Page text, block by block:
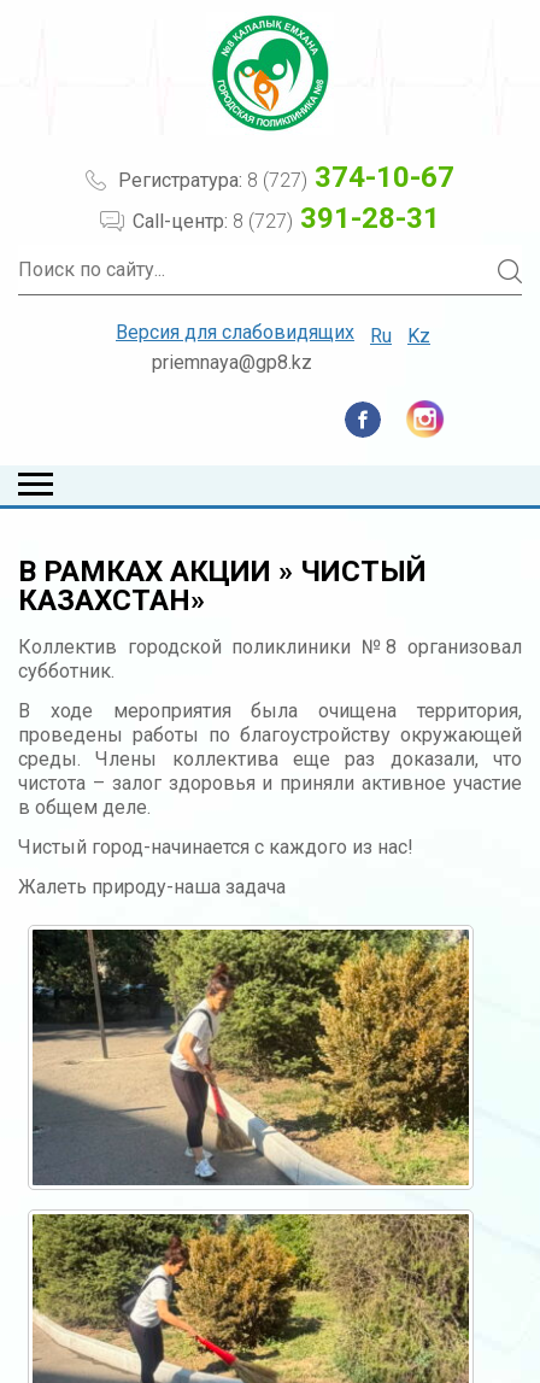
Регистратура: 8 (727) 374-10-67
Call-центр: 8 (727) 391-28-31
Версия для слабовидящих
priemnaya@gp8.kz
Ru Kz
В РАМКАХ АКЦИИ » ЧИСТЫЙ
КАЗАХСТАН»
Коллектив городской поликлиники №8 организовал
субботник.
В ходе мероприятия была очищена территория,
проведены работы по благоустройству окружающей
среды. Члены коллектива еще раз доказали, что
чистота – залог здоровья и приняли активное участие
в общем деле.
Чистый город-начинается с каждого из нас!
Жалеть природу-наша задача